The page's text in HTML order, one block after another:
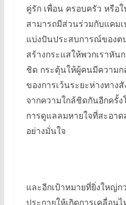
คู่รัก เพื่อน ครอบครัว หรือ
สามารถมีส่วนร่วมกับแคม
แบ่งปันประสบการณ์ของต
สร้างกระแสให้พวกเราหั
ชิด กระตุ้นให้ผู้คนมีความก
ของการเว้นระยะห่างทาง
จากความใกล้ชิดกันอีกครั้
การดูแลลมหายใจที่สะอา
อย่างมั่นใจ
และอีกเป้าหมายที่ยิ่งใหญ่ก
ประกายให้เกิดการเคลื่อ